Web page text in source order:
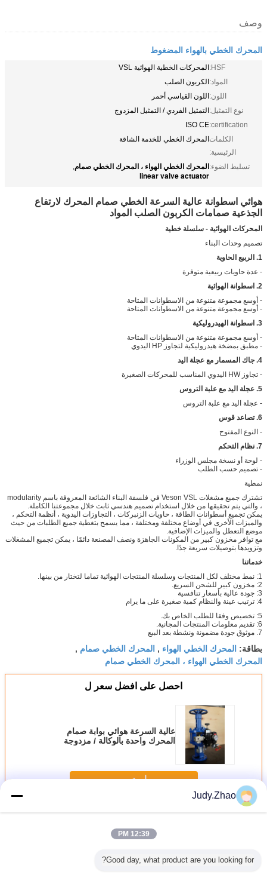
وصف
المحرك الخطي بالهواء المضغوط
HSF: المحركات الخطية الهوائية VSL
المواد:الكربون الصلب
اللون:اللون القياسي أحمر
نوع التمثيل:التمثيل الفردي / التمثيل المزدوج
certification:
ISO CE
الكلمات
الرئيسية:
المحرك الخطي للخدمة الشاقة
تسليط الضوء:المحرك الخطي الهواء ، المحرك الخطي صمام,
linear valve actuator
هوائي اسطوانة عالية السرعة الخطي صمام المحرك لارتفاع
الجذعية صمامات الكربون الصلب المواد
المحركات الهوائية - سلسلة خطية
تصميم وحدات البناء
1. الربيع الحاوية
- عدة حاويات ربيعية متوفرة
2. اسطوانة الهوائية
- أوسع مجموعة متنوعة من الاسطوانات المتاحة
- أوسع مجموعة متنوعة من الاسطوانات المتاحة
3. اسطوانة الهيدروليكية
- أوسع مجموعة متنوعة من الاسطوانات المتاحة
- مطبق بمضخة هيدروليكية لتجاوز HP اليدوي
4. جاك المسمار مع عجلة اليد
- تجاوز HW اليدوي المناسب للمحركات الصغيرة
5. عجلة اليد مع علبة التروس
- عجلة اليد مع علبة التروس
6. تصاعد قوس
- النوع المفتوح
7. نظام التحكم
- لوحة أو نسخة مجلس الوزراء
- تصميم حسب الطلب
نمطية
تشترك جميع مشغلات Veson VSL في فلسفة البناء الشائعة المعروفة باسم modularity
، والتي يتم تحقيقها من خلال استخدام تصميم هندسي ثابت خلال مجموعتنا الكاملة.
يمكن تجميع أسطوانات الطاقة ، حاويات الزنبركات ، التجاوزات اليدوية ، أنظمة التحكم ،
والميزات الأخرى في أوضاع مختلفة ومختلفة ، مما يسمح بتغطية جميع الطلبات من حيث
موضع التعطل والميزات الإضافية.
مع توافر مخزون كبير من المكونات الجاهزة ونصف المصنعة دائمًا ، يمكن تجميع المشغلات
وتزويدها بتوصيلات سريعة جدًا.
خدماتنا
1: نمط مختلف لكل المنتجات وسلسلة المنتجات الهوائية تماما لتختار من بينها.
2: مخزون كبير للشحن السريع.
3: جودة عالية بأسعار تنافسية
4: ترتيب عينة والنظام كمية صغيرة على ما يرام
5: تخصيص وفقا للطلب الخاص بك.
6: تقديم معلومات المنتجات المجانية.
7. موثوق جودة مضمونة ونشطة بعد البيع
بطاقة: المحرك الخطي الهواء , المحرك الخطي صمام ,
المحرك الخطي الهواء ، المحرك الخطي صمام
احصل على افضل سعر ل
عالية السرعة هوائي بوابة صمام
المحرك واحدة بالوكالة / مزدوجة
استمر
أكثرالمحرك الخطي بالهواء المضغوط
Judy.Zhao
12:39 PM
Good day, what product are you looking for?